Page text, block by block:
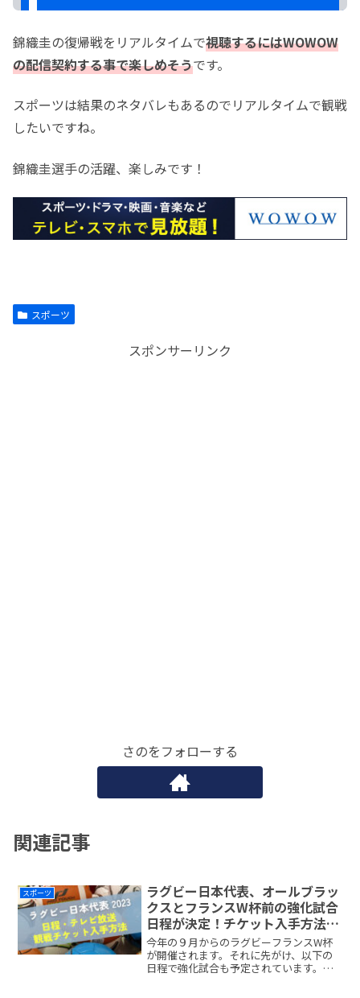
錦織圭の復帰戦をリアルタイムで視聴するにはWOWOW
の配信契約する事で楽しめそうです。
スポーツは結果のネタバレもあるのでリアルタイムで観戦
したいですね。
錦織圭選手の活躍、楽しみです！
スポーツ
スポンサーリンク
さのをフォローする
関連記事
スポーツ
ラグビー日本代表、オールブラッ
クスとフランスW杯前の強化試合
日程が決定！チケット入手方法
は？テレビ放送、配信はある？
今年の９月からのラグビーフランスW杯
が開催されます。それに先がけ、以下の
日程で強化試合も予定されています。リ